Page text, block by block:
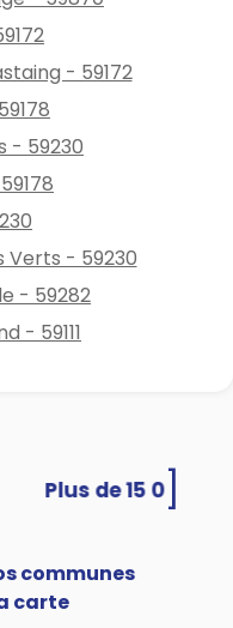
- 59172
- 59230
Verts - 59230
- 59282
- 59111
communes
carte